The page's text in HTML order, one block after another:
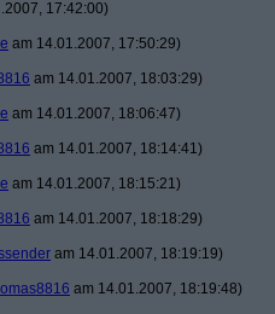
17:42:00)
am 14.01.2007, 17:50:29)
am 14.01.2007, 18:03:29)
am 14.01.2007, 18:06:47)
am 14.01.2007, 18:14:41)
am 14.01.2007, 18:15:21)
am 14.01.2007, 18:18:29)
am 14.01.2007, 18:19:19)
am 14.01.2007, 18:19:48)